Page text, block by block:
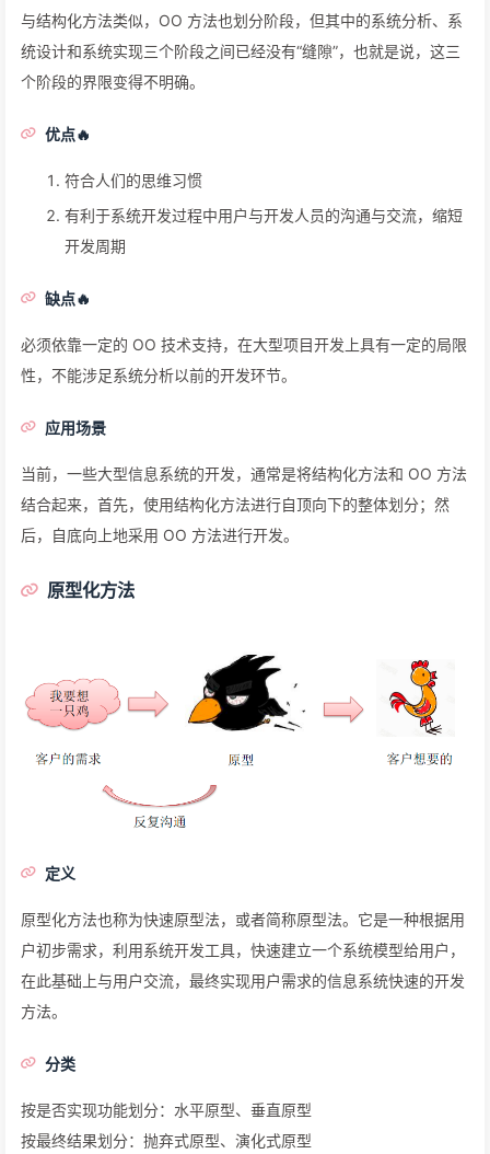
与结构化方法类似，OO 方法也划分阶段，但其中的系统分析、系
统设计和系统实现三个阶段之间已经没有“缝隙”，也就是说，这三
个阶段的界限变得不明确。
优点🔥
符合人们的思维习惯
有利于系统开发过程中用户与开发人员的沟通与交流，缩短
开发周期
缺点🔥
必须依靠一定的 OO 技术支持，在大型项目开发上具有一定的局限
性，不能涉足系统分析以前的开发环节。
应用场景
当前，一些大型信息系统的开发，通常是将结构化方法和 OO 方法
结合起来，首先，使用结构化方法进行自顶向下的整体划分；然
后，自底向上地采用 OO 方法进行开发。
原型化方法
定义
原型化方法也称为快速原型法，或者简称原型法。它是一种根据用
户初步需求，利用系统开发工具，快速建立一个系统模型给用户，
在此基础上与用户交流，最终实现用户需求的信息系统快速的开发
方法。
分类
按是否实现功能划分：水平原型、垂直原型
按最终结果划分：抛弃式原型、演化式原型